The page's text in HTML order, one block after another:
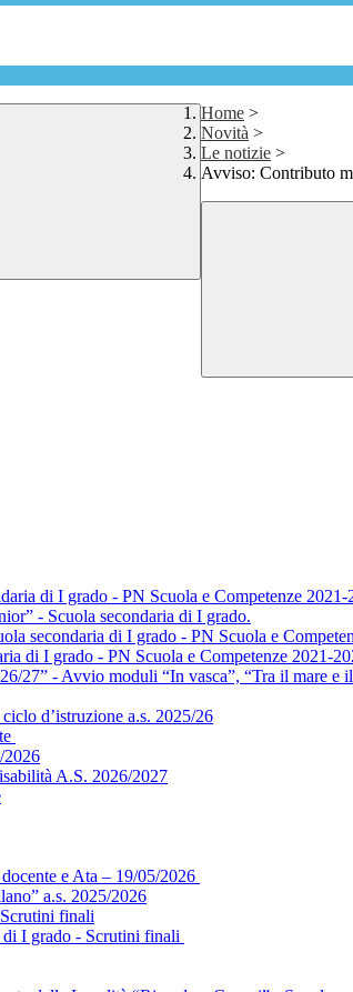
Home >
Novità >
Le notizie >
Avviso: Contributo
di I grado - PN Scuola e Competenze 2021-
- Scuola secondaria di I grado.
secondaria di I grado - PN Scuola e
di I grado - PN Scuola e Competenze 2021-
27” - Avvio moduli “In vasca”, “Tra il mare e
d’istruzione a.s. 2025/26
2026
A.S. 2026/2027
e Ata – 19/05/2026
a.s. 2025/2026
finali
di I grado - Scrutini finali